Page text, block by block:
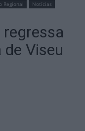
Regional
Notícias
Viseu